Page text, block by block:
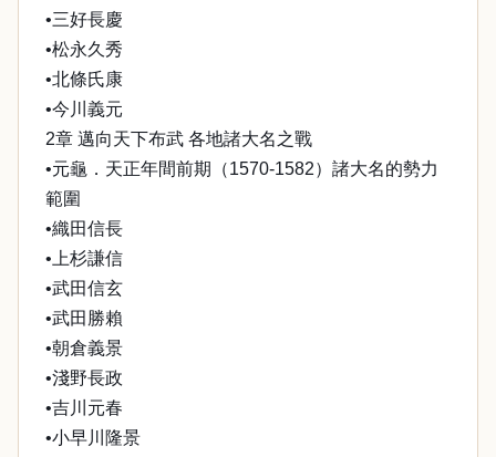
•三好長慶
•松永久秀
•北條氏康
•今川義元
2章 邁向天下布武 各地諸大名之戰
•元龜．天正年間前期（1570-1582）諸大名的勢力
範圍
•織田信長
•上杉謙信
•武田信玄
•武田勝賴
•朝倉義景
•淺野長政
•吉川元春
•小早川隆景